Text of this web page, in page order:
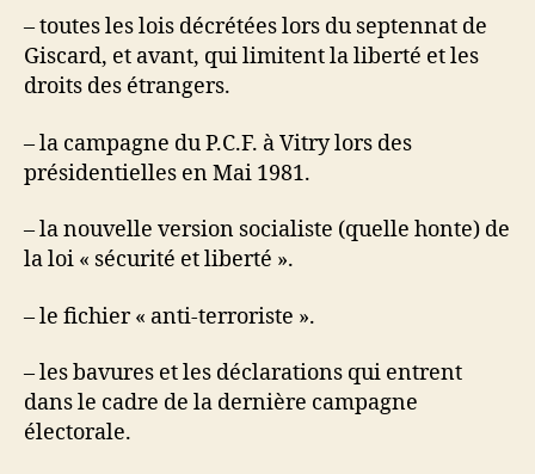
– toutes les lois décrétées lors du septennat de
Giscard, et avant, qui limitent la liberté et les
droits des étrangers.
– la campagne du P.C.F. à Vitry lors des
présidentielles en Mai 1981.
– la nouvelle version socialiste (quelle honte) de
la loi « sécurité et liberté ».
– le fichier « anti-terroriste ».
– les bavures et les déclarations qui entrent
dans le cadre de la dernière campagne
électorale.